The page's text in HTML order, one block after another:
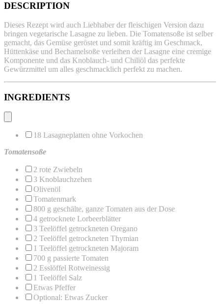
DESCRIPTION
Dieses Rezept wird auch Liebhaber der fleischigen Version dazu
bringen vegetarische Lasagne zu lieben. Die Tomatensoße ist selber
gemacht, das Gemüse geröstet und somit kräftig im Geschmack,
Hüttenkäse und Bechamelsoße verleihen der Lasagne eine cremige
Komponente und das Knoblauch- und Chiliöl das perfekte
Gewürzmittel um alles geschmacklich perfekt zu machen.
INGREDIENTS
18 Lasagneplatten ohne Vorkochen
Tomatensoße
2 rote Zwiebeln
3 Knoblauchzehen
Olivenöl
Tomatenmark
800 g geschälte, ganze Tomaten aus der Dose
4 getrocknete Lorbeerblätter
3 Teelöffel getrockneten Oregano
2 Teelöffel getrockneten Thymian
1 Teelöffel getrockneten Majoram
700 g passierte Tomaten
2 Esslöffel Rotweinessig
1 Teelöffel Salz
Etwas Pfeffer
Optional: Etwas Zucker